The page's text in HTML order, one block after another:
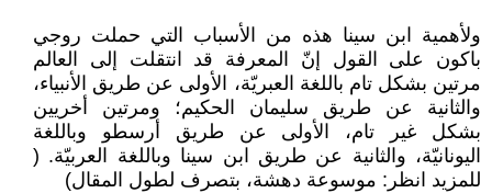
ولأهمية ابن سينا هذه من الأسباب التي حملت روجي
باكون على القول إنّ المعرفة قد انتقلت إلى العالم
مرتين بشكل تام باللغة العبريّة، الأولى عن طريق الأنبياء،
والثانية عن طريق سليمان الحكيم؛ ومرتين أخريين
بشكل غير تام، الأولى عن طريق أرسطو وباللغة
اليونانيّة، والثانية عن طريق ابن سينا وباللغة العربيّة.‏ (
للمزيد انظر: موسوعة دهشة، بتصرف لطول المقال)